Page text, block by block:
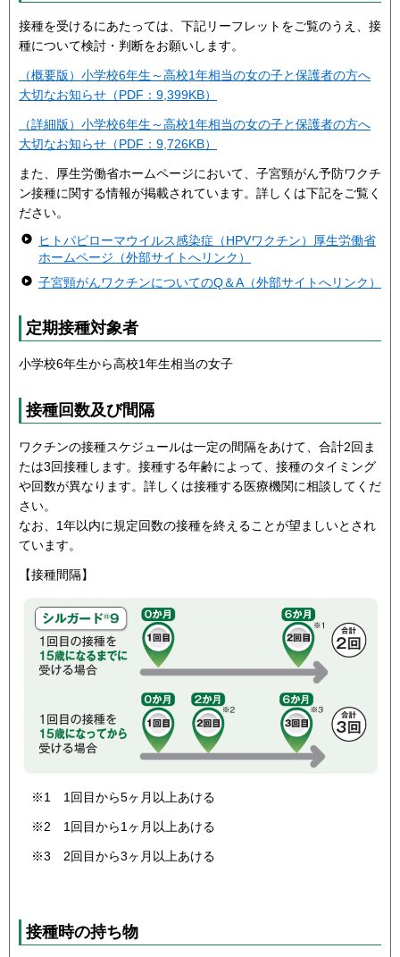
接種を受けるにあたっては、下記リーフレットをご覧のうえ、接
種について検討・判断をお願いします。
（概要版）小学校6年生～高校1年相当の女の子と保護者の方へ
大切なお知らせ（PDF：9,399KB）
（詳細版）小学校6年生～高校1年相当の女の子と保護者の方へ
大切なお知らせ（PDF：9,726KB）
また、厚生労働省ホームページにおいて、子宮頸がん予防ワクチ
ン接種に関する情報が掲載されています。詳しくは下記をご覧く
ださい。
ヒトパピローマウイルス感染症（HPVワクチン）厚生労働省
ホームページ（外部サイトへリンク）
子宮頸がんワクチンについてのQ＆A（外部サイトへリンク）
定期接種対象者
小学校6年生から高校1年生相当の女子
接種回数及び間隔
ワクチンの接種スケジュールは一定の間隔をあけて、合計2回ま
たは3回接種します。接種する年齢によって、接種のタイミング
や回数が異なります。詳しくは接種する医療機関に相談してくだ
さい。
なお、1年以内に規定回数の接種を終えることが望ましいとされ
ています。
【接種間隔】
※1 1回目から5ヶ月以上あける
※2 1回目から1ヶ月以上あける
※3 2回目から3ヶ月以上あける
接種時の持ち物